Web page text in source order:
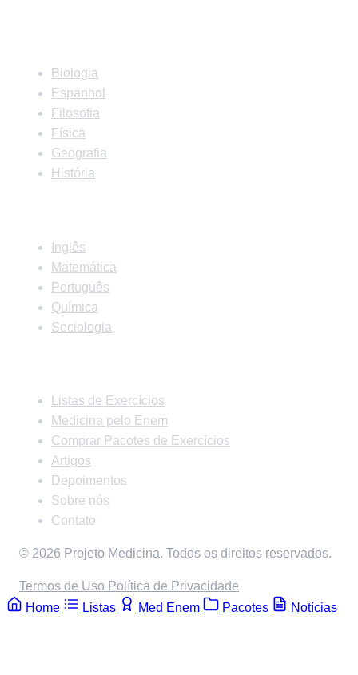
Biologia
Espanhol
Filosofia
Física
Geografia
História
Inglês
Matemática
Português
Química
Sociologia
Listas de Exercícios
Medicina pelo Enem
Comprar Pacotes de Exercícios
Artigos
Depoimentos
Sobre nós
Contato
© 2026 Projeto Medicina. Todos os direitos reservados.
Termos de Uso Política de Privacidade
Home
Listas Med Enem Pacotes Notícias